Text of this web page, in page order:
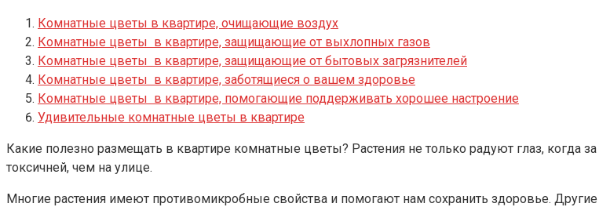
Комнатные цветы в квартире, очищающие воздух
Комнатные цветы в квартире, защищающие от выхлопных газов
Комнатные цветы в квартире, защищающие от бытовых загрязнителей
Комнатные цветы в квартире, заботящиеся о вашем здоровье
Комнатные цветы в квартире, помогающие поддерживать хорошее настроение
Удивительные комнатные цветы в квартире
Какие полезно размещать в квартире комнатные цветы? Растения не только радуют глаз,
токсичней, чем на улице.
Многие растения имеют противомикробные свойства и помогают нам сохранить здоровье.